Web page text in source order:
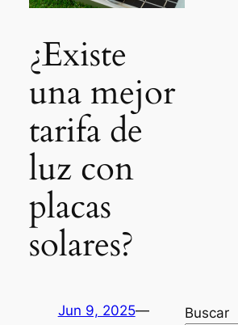
¿Existe
una mejor
tarifa de
luz con
placas
solares?
Jun 9, 2025— Buscar